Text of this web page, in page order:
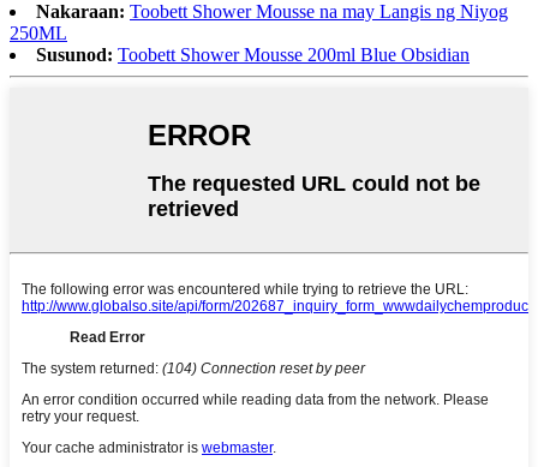
Nakaraan: Toobett Shower Mousse na may Langis ng Niyog
250ML
Susunod: Toobett Shower Mousse 200ml Blue Obsidian